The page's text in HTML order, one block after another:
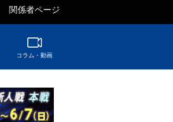
関係者ページ
コラム・動画